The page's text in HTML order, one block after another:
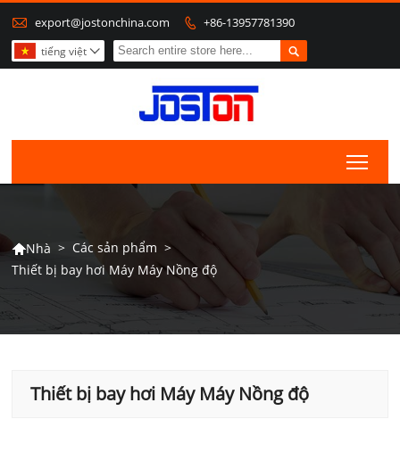
 export@jostonchina.com  +86-13957781390

tiếng việt 
Nhà > Các sản phẩm >
Thiết bị bay hơi Máy Máy Nồng độ
Thiết bị bay hơi Máy Máy Nồng độ